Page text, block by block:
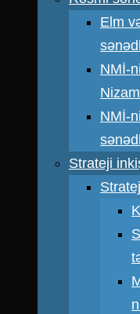
Elm
NMİ-
NMİ-
Strateji